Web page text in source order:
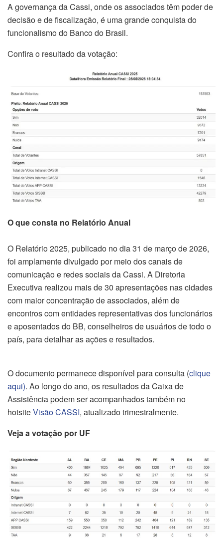
A governança da Cassi, onde os associados têm poder de
decisão e de fiscalização, é uma grande conquista do
funcionalismo do Banco do Brasil.
Confira o resultado da votação:
O que consta no Relatório Anual
O Relatório 2025, publicado no dia 31 de março de 2026,
foi amplamente divulgado por meio dos canais de
comunicação e redes sociais da Cassi. A Diretoria
Executiva realizou mais de 30 apresentações nas cidades
com maior concentração de associados, além de
encontros com entidades representativas dos funcionários
e aposentados do BB, conselheiros de usuários de todo o
país, para detalhar as ações e resultados.
O documento permanece disponível para consulta (clique
aqui). Ao longo do ano, os resultados da Caixa de
Assistência podem ser acompanhados também no
hotsiteVisão CASSI, atualizado trimestralmente.
Veja a votação por UF